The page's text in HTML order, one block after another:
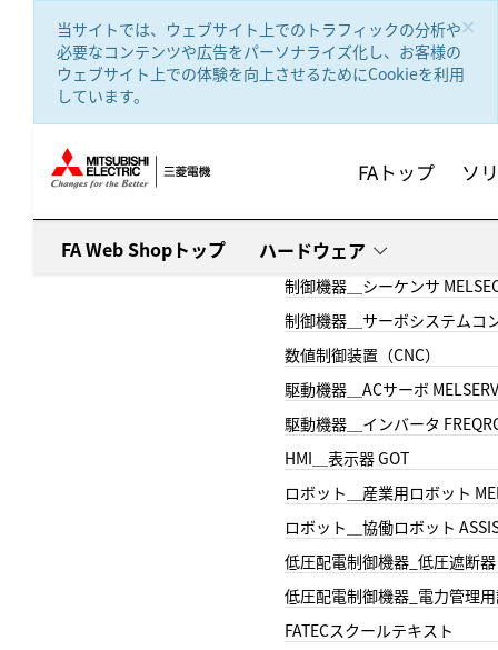
×
当サイトでは、ウェブサイト上でのトラフィックの分析や
必要なコンテンツや広告をパーソナライズ化し、お客様の
ウェブサイト上での体験を向上させるためにCookieを利用
しています。
FAトップ ソ
FA Web Shopトップ ハードウェア
制御機器＿シーケンサ
制御機器＿サーボシステムコ
数値制御装置（CNC）
駆動機器＿ACサーボ
駆動機器＿インバータ
HMI＿表示器 GOT
ロボット＿産業用ロボット
ロボット＿協働ロボット
低圧配電制御機器_低圧遮断器
低圧配電制御機器_電力管理
FATECスクールテキスト